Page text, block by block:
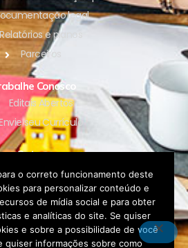
legal
Relatórios e planos
Parceiros
Conosco
Editais Abertos
seu Currículo
Outros
Blog
Contato
de Privacidade
o correto funcionamento deste
para personalizar conteúdo e
de mídia social e para obter
e analíticas do site. Se quiser
e sobre a possibilidade de você
quiser informações sobre como